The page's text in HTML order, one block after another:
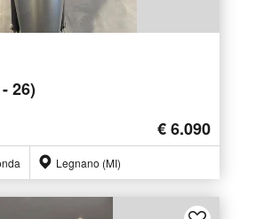
26)
€ 6.090
Legnano (MI)